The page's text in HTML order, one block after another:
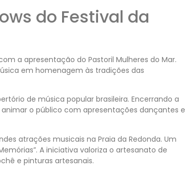
do Festival da
a apresentação do Pastoril Mulheres do Mar.
em homenagem às tradições das
de música popular brasileira. Encerrando a
o público com apresentações dançantes e
atrações musicais na Praia da Redonda. Um
A iniciativa valoriza o artesanato de
e pinturas artesanais.